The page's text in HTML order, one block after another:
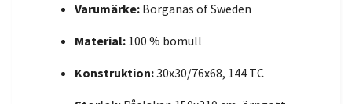
Varumärke: Borganäs of Sweden
Material: 100 % bomull
Konstruktion:30x30/76x68, 144 TC